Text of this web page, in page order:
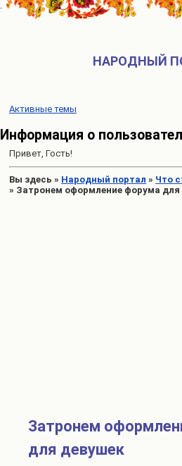
НАРОДНЫЙ
Активные темы
Информация о
Привет, Гость!
Вы здесь » Народный портал » Что
» Затронем оформление форума
Затронем
для девушек